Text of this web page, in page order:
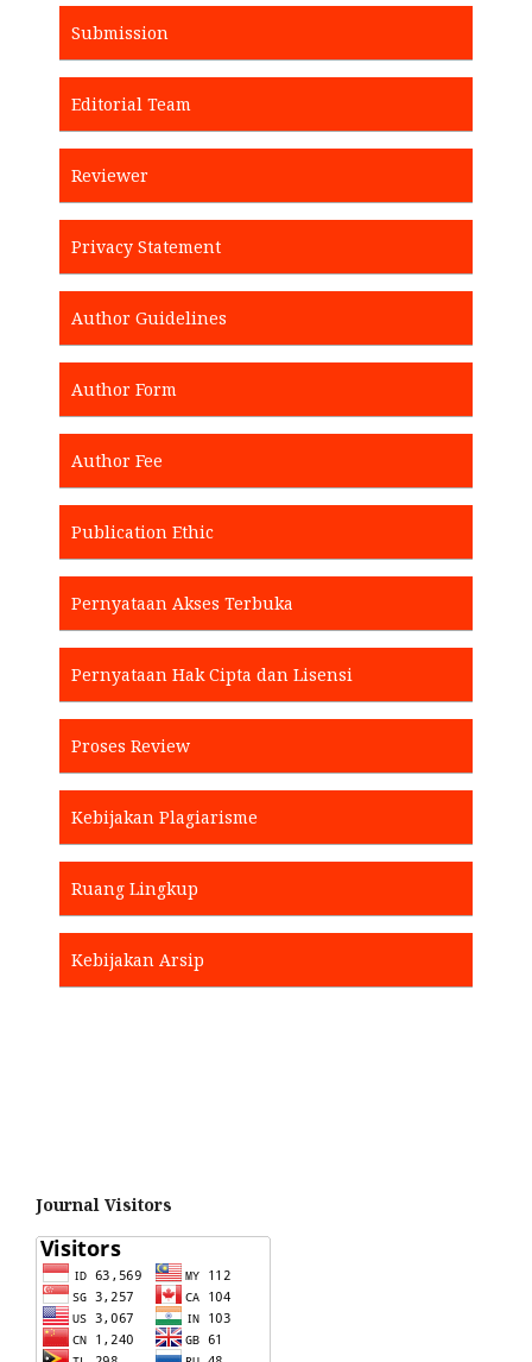
Submission
Editorial Team
Reviewer
Privacy Statement
Author Guidelines
Author Form
Author Fee
Publication Ethic
Pernyataan Akses Terbuka
Pernyataan Hak Cipta dan Lisensi
Proses Review
Kebijakan Plagiarisme
Ruang Lingkup
Kebijakan Arsip
Journal Visitors